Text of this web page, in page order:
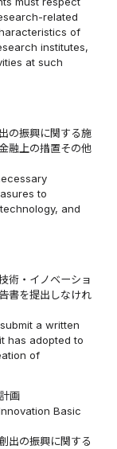
related
of
institutes,
at such
の振興に関する施
融上の措置その他
to
and
術・イノベーショ
書を提出しなけれ
a written
has adopted to
of
画
Basic
出の振興に関する